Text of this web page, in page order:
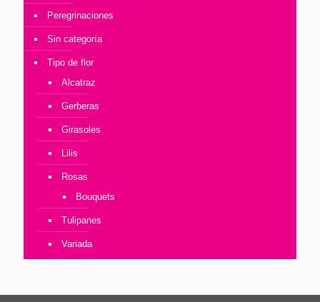
Peregrinaciones
Sin categoría
Tipo de flor
Alcatraz
Gerberas
Girasoles
Lilis
Rosas
Bouquets
Tulipanes
Variada